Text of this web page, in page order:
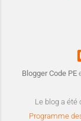
Blogger Code PE
Le blog a été
Programme